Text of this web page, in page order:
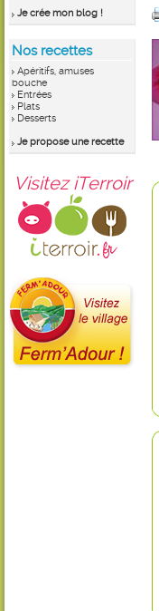
Je crée mon blog !
Nos recettes
Apéritifs, amuses
bouche
Entrées
Plats
Desserts
Je propose une recette
Visitez iTerroir